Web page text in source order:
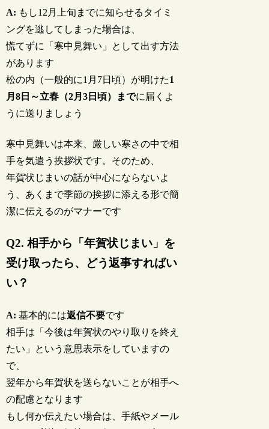
A: もし12月上旬までに知らせるタイミ
ングを逃してしまった場合は、
慌てずに「寒中見舞い」として出す方法
があります
松の内（一般的に1月7日頃）が明けた1
月8日～立春（2月3日頃）までに届くよ
うに送りましょう
寒中見舞いは本来、厳しい寒さの中で相
手を気遣う挨拶状です。そのため、
年賀状じまいの話が中心にならないよ
う、あくまで季節の挨拶に添える形で簡
潔に伝えるのがマナーです
Q2. 相手から「年賀状じまい」を
受け取ったら、どう返事すればい
い？
A: 基本的には返信不要です
相手は「今後は年賀状のやり取りを終え
たい」という意思表示をしていますの
で、
翌年から年賀状を送らないことが相手へ
の配慮となります
もし何か伝えたい場合は、手紙やメール